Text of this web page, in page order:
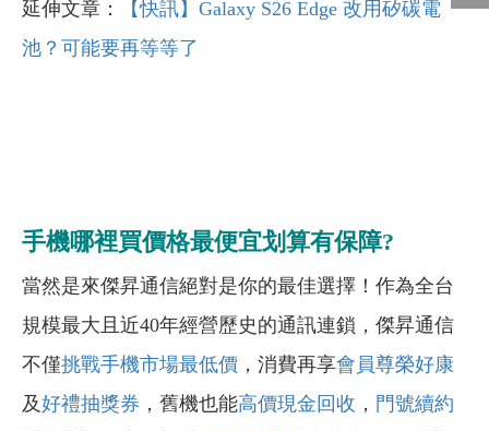
延伸文章：
【快訊】Galaxy S26 Edge 改用矽碳電
池？可能要再等等了
手機哪裡買價格最便宜划算有保障?
當然是來傑昇通信絕對是你的最佳選擇！作為全台
規模最大且近40年經營歷史的通訊連鎖，傑昇通信
不僅挑戰手機市場最低價 ，消費再享會員尊榮好康
及好禮抽獎券 ，舊機也能高價現金回收 ， 門號續約